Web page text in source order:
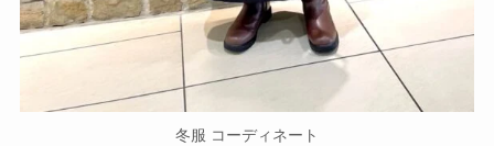
冬服 コーディネート